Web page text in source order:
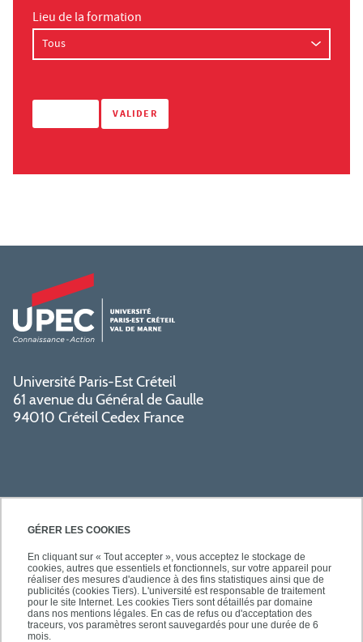
GÉRER LES COOKIES
En cliquant sur « Tout accepter », vous acceptez le stockage de
cookies, autres que essentiels et fonctionnels, sur votre appareil pour
réaliser des mesures d'audience à des fins statistiques ainsi que de
publicités (cookies Tiers). L'université est responsable de traitement
pour le site Internet. Les cookies Tiers sont détaillés par domaine
dans nos mentions légales. En cas de refus ou d'acceptation des
traceurs, vos paramètres seront sauvegardés pour une durée de 6
mois.
Lieu de la formation
Université Paris-Est Créteil
61 avenue du Général de Gaulle
94010 Créteil Cedex France
SÉCURITÉ